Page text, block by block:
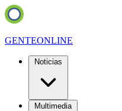
GENTEONLINE
Noticias
Multimedia